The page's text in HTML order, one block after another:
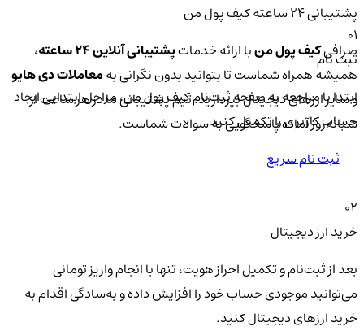
پشتیبانی ۲۴ ساعته کیف پول من
صرافیکیف پول منبا ارائه خدماتپشتیبانی آنلاین ۲۴ ساعته
،
همیشه همراه شماست تا بتوانید بدون نگرانی بهمعاملات دی هایو
و سایر ارزهای دیجیتال بپردازید. تیم پشتیبانی ما در هر ساعت از
شبانه‌روز آماده پاسخگویی به سوالات شماست.
01
ثبت نام
ابتدا با مراجعه به صفحه ثبت‌نام کیف‌ پول من، مراحل ابتدایی ایجاد
حساب کاربری را تکمیل کنید.
ثبت نام سریع
02
خرید ارز دیجیتال
بعد از ثبت‌نام و تکمیل احراز هویت، تنها با انجام واریز تومانی
می‌توانید موجودی حساب خود را افزایش داده و به‌سادگی اقدام به
خرید ارزهای دیجیتال کنید.